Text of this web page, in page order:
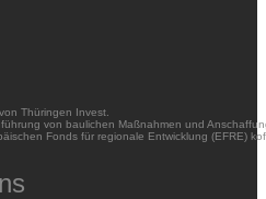
Thüringen Invest.
von baulichen Maßnahmen und
Fonds für regionale Entwicklung (EFRE)